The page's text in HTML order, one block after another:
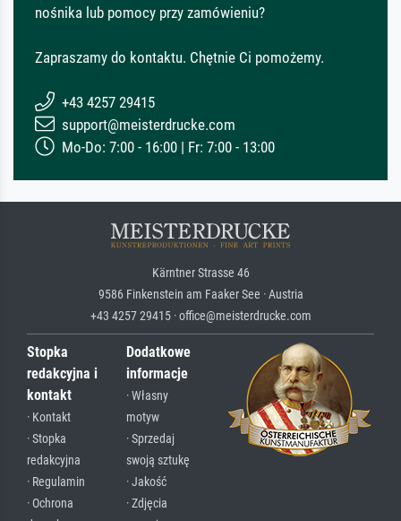
nośnika lub pomocy przy zamówieniu?
Zapraszamy do kontaktu. Chętnie Ci pomożemy.
+43 4257 29415
support@meisterdrucke.com
Mo-Do: 7:00 - 16:00 | Fr: 7:00 - 13:00
Kärntner Strasse 46
9586 Finkenstein am Faaker See · Austria
+43 4257 29415 · office@meisterdrucke.com
Stopka
redakcyjna i
kontakt
· Kontakt
· Stopka
redakcyjna
· Regulamin
· Ochrona
Dodatkowe
informacje
· Własny
motyw
· Sprzedaj
swoją sztukę
· Jakość
· Zdjęcia